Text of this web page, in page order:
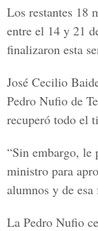
Los restantes 18
entre el 14 y 21
finalizaron esta
José Cecilio
Pedro Nufio de
recuperó todo el
“Sin embargo, le
ministro para
alumnos y de esa
La Pedro Nufio